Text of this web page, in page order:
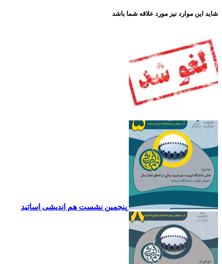
این موارد نیز مورد علاقه شما باشد
پنجمین نشست هم اندیشی اساتید